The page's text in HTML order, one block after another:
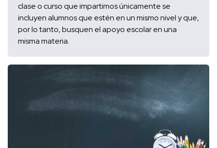
clase o curso que impartimos únicamente se
incluyen alumnos que estén en un mismo nivel y que,
por lo tanto, busquen el apoyo escolar en una
misma materia.